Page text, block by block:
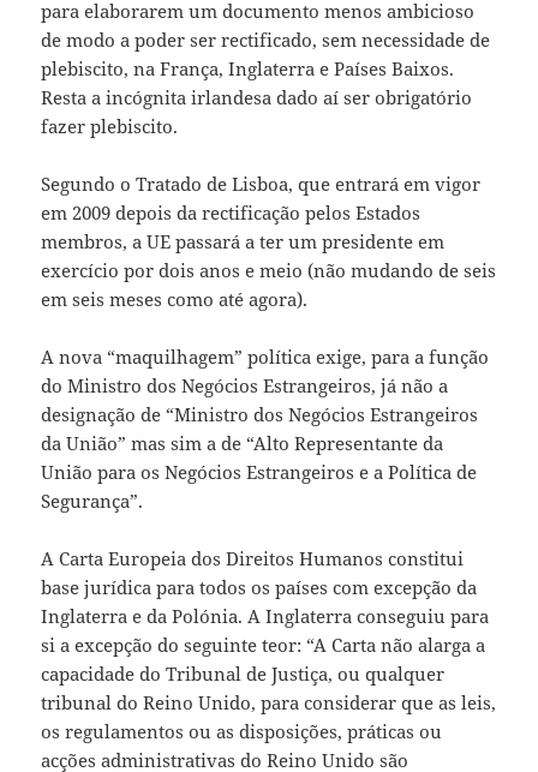
para elaborarem um documento menos ambicioso
de modo a poder ser rectificado, sem necessidade de
plebiscito, na França, Inglaterra e Países Baixos.
Resta a incógnita irlandesa dado aí ser obrigatório
fazer plebiscito.
Segundo o Tratado de Lisboa, que entrará em vigor
em 2009 depois da rectificação pelos Estados
membros, a UE passará a ter um presidente em
exercício por dois anos e meio (não mudando de seis
em seis meses como até agora).
A nova “maquilhagem” política exige, para a função
do Ministro dos Negócios Estrangeiros, já não a
designação de “Ministro dos Negócios Estrangeiros
da União” mas sim a de “Alto Representante da
União para os Negócios Estrangeiros e a Política de
Segurança”.
A Carta Europeia dos Direitos Humanos constitui
base jurídica para todos os países com excepção da
Inglaterra e da Polónia. A Inglaterra conseguiu para
si a excepção do seguinte teor: “A Carta não alarga a
capacidade do Tribunal de Justiça, ou qualquer
tribunal do Reino Unido, para considerar que as leis,
os regulamentos ou as disposições, práticas ou
acções administrativas do Reino Unido são